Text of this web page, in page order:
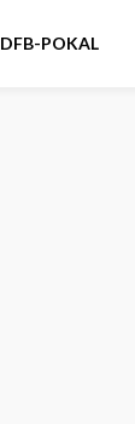
DFB-POKAL